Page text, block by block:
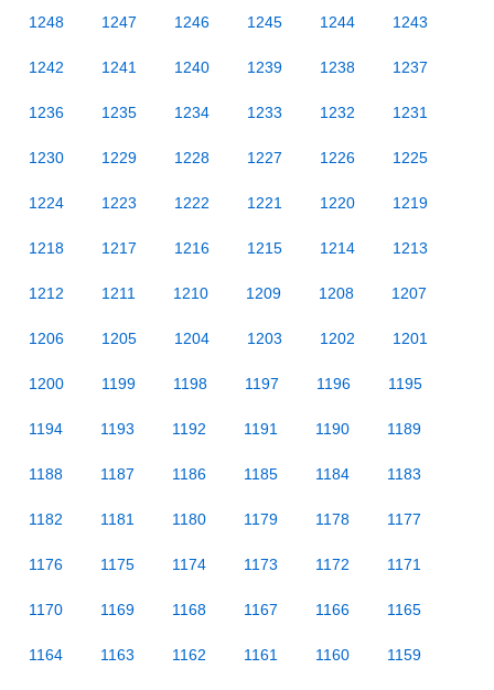
1248 1247 1246 1245 1244 1243
1242 1241 1240 1239 1238 1237
1236 1235 1234 1233 1232 1231
1230 1229 1228 1227 1226 1225
1224 1223 1222 1221 1220 1219
1218 1217 1216 1215 1214 1213
1212 1211 1210 1209 1208 1207
1206 1205 1204 1203 1202 1201
1200 1199 1198 1197 1196 1195
1194 1193 1192 1191 1190 1189
1188 1187 1186 1185 1184 1183
1182 1181 1180 1179 1178 1177
1176 1175 1174 1173 1172 1171
1170 1169 1168 1167 1166 1165
1164 1163 1162 1161 1160 1159